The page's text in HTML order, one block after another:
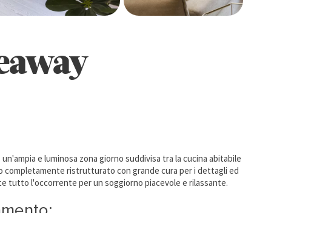
e luminosa zona giorno suddivisa tra la cucina abitabile
completamente ristrutturato con grande cura per i dettagli ed
tutto l'occorrente per un soggiorno piacevole e rilassante.